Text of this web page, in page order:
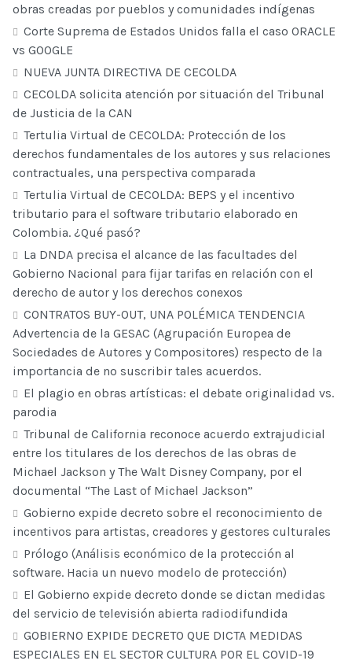
obras creadas por pueblos y comunidades indígenas
Corte Suprema de Estados Unidos falla el caso ORACLE
vs GOOGLE
NUEVA JUNTA DIRECTIVA DE CECOLDA
CECOLDA solicita atención por situación del Tribunal
de Justicia de la CAN
Tertulia Virtual de CECOLDA: Protección de los
derechos fundamentales de los autores y sus relaciones
contractuales, una perspectiva comparada
Tertulia Virtual de CECOLDA: BEPS y el incentivo
tributario para el software tributario elaborado en
Colombia. ¿Qué pasó?
La DNDA precisa el alcance de las facultades del
Gobierno Nacional para fijar tarifas en relación con el
derecho de autor y los derechos conexos
CONTRATOS BUY-OUT, UNA POLÉMICA TENDENCIA
Advertencia de la GESAC (Agrupación Europea de
Sociedades de Autores y Compositores) respecto de la
importancia de no suscribir tales acuerdos.
El plagio en obras artísticas: el debate originalidad vs.
parodia
Tribunal de California reconoce acuerdo extrajudicial
entre los titulares de los derechos de las obras de
Michael Jackson y The Walt Disney Company, por el
documental “The Last of Michael Jackson”
Gobierno expide decreto sobre el reconocimiento de
incentivos para artistas, creadores y gestores culturales
Prólogo (Análisis económico de la protección al
software. Hacia un nuevo modelo de protección)
El Gobierno expide decreto donde se dictan medidas
del servicio de televisión abierta radiodifundida
GOBIERNO EXPIDE DECRETO QUE DICTA MEDIDAS
ESPECIALES EN EL SECTOR CULTURA POR EL COVID-19